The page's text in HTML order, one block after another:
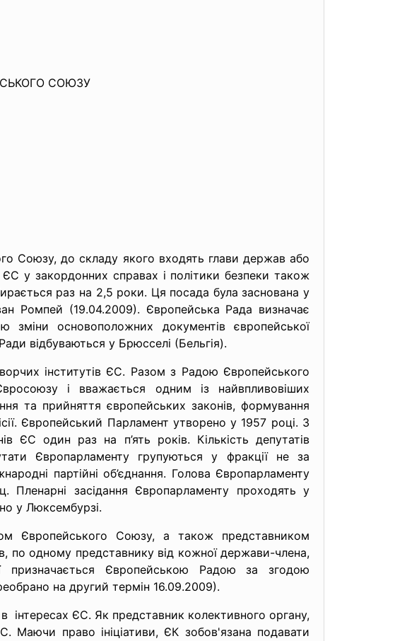
СОЮЗУ
Союзу, до складу якого входять глави держав або
у закордонних справах і політики безпеки також
раз на 2,5 роки. Ця посада була заснована у
Ромпей (19.04.2009). Європейська Рада визначає
зміни основоположних документів європейської
відбуваються у Брюсселі (Бельгія).
інститутів ЄС. Разом з Радою Європейського
і вважається одним із найвпливовіших
та прийняття європейських законів, формування
Європейський Парламент утворено у 1957 році. З
ЄС один раз на п’ять років. Кількість депутатів
Європарламенту групуються у фракції не за
партійні об’єднання. Голова Європарламенту
засідання Європарламенту проходять у
у Люксембурзі.
Європейського Союзу, а також представником
по одному представнику від кожної держави-члена,
призначається Європейською Радою за згодою
на другий термін 16.09.2009).
інтересах ЄС. Як представник колективного органу,
Маючи право ініціативи, ЄК зобов'язана подавати